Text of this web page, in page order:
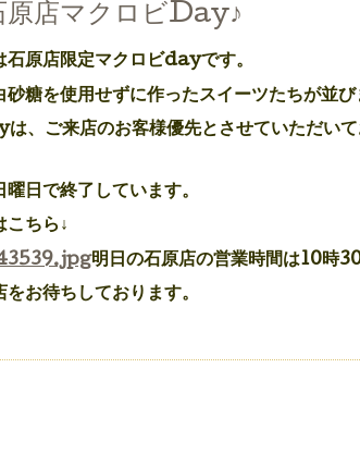
原店マクロビDay♪
石原店限定マクロビdayです。
砂糖を使用せずに作ったスイーツたちが並び
、ご来店のお客様優先とさせていただい
日で終了しています。
こちら↓
明日の石原店の営業時間は10時
お待ちしております。